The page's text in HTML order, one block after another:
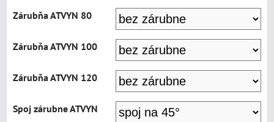
Zárubňa ATVYN 80
Zárubňa ATVYN 100
Zárubňa ATVYN 120
Spoj zárubne ATVYN